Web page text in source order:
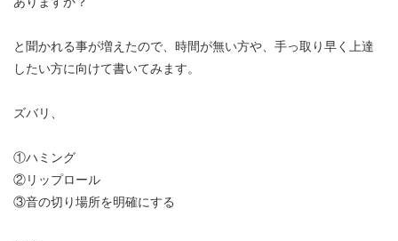
と聞かれる事が増えたので、時間が無い方や、手っ取り早く上達
したい方に向けて書いてみます。
ズバリ、
①ハミング
②リップロール
③音の切り場所を明確にする